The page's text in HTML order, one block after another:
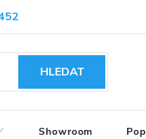
HLEDAT
Showroom